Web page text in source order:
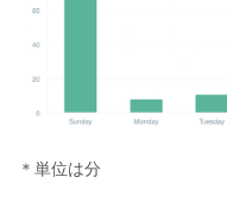
＊単位は分